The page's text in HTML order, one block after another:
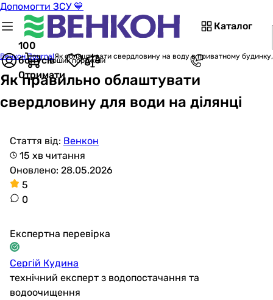
Допомогти ЗСУ 💙
Каталог
100
бонусів
Отримати
Кошик порожній
Венкон JournalЯк облаштувати свердловину на воду в приватному будинку,
Як правильно облаштувати
свердловину для води на ділянці
Стаття від: Венкон
15 хв читання
Оновлено: 28.05.2026
5
0
Експертна перевірка
Сергій Кудина
технічний експерт з водопостачання та
водоочищення